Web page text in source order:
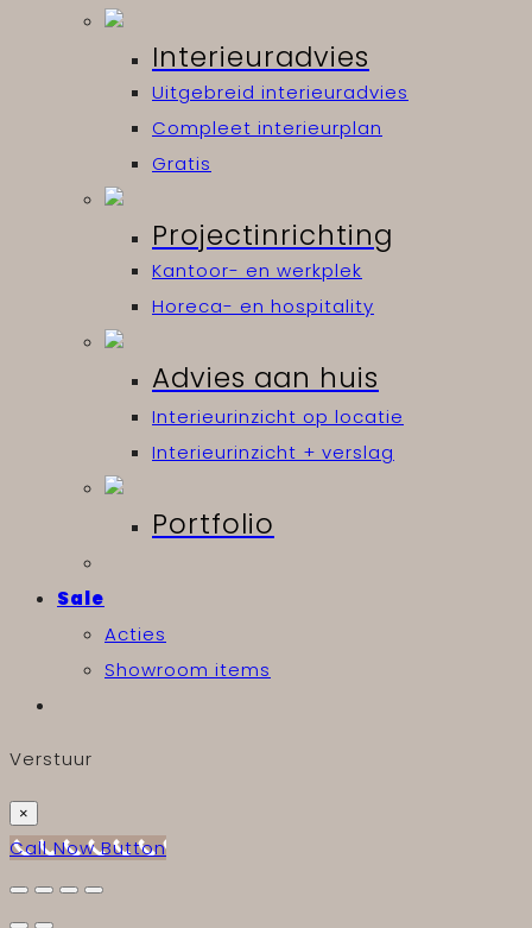
Interieuradvies
Uitgebreid interieuradvies
Compleet interieurplan
Gratis
Projectinrichting
Kantoor- en werkplek
Horeca- en hospitality
Advies aan huis
Interieurinzicht op locatie
Interieurinzicht + verslag
Portfolio
Sale
Acties
Showroom items
Verstuur
×
Call Now Button